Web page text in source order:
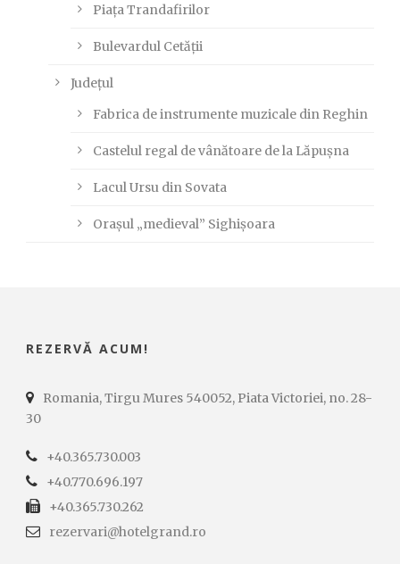
Piața Trandafirilor
Bulevardul Cetății
Județul
Fabrica de instrumente muzicale din Reghin
Castelul regal de vânătoare de la Lăpușna
Lacul Ursu din Sovata
Orașul „medieval” Sighișoara
REZERVĂ ACUM!
Romania, Tirgu Mures 540052, Piata Victoriei, no. 28-
30
+40.365.730.003
+40.770.696.197
+40.365.730.262
rezervari@hotelgrand.ro